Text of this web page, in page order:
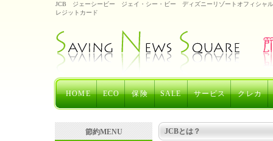
JCB ジェーシービー ジェイ・シー・ビー ディズニーリゾートオフィシャ
レジットカード
HOME ECO 保険 SALE サービス クレカ
JCBとは？
節約MENU